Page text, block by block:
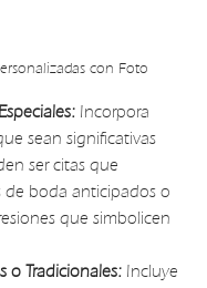
con Foto
Incorpora
sean significativas
ser citas que
boda anticipados o
que simbolicen
o Tradicionales: Incluye